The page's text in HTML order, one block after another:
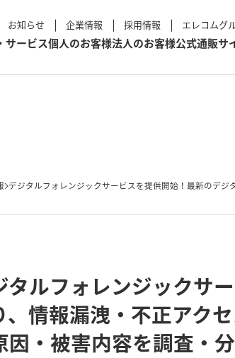
お知らせ 企業情報 採用情報 エレコムグ
サービス個人のお客様法人のお客様公式通販サ
デジタルフォレンジックサービスを提供開始！最新のデジ
タルフォレンジックサ
、情報漏洩・不正アク
因・被害内容を調査・分